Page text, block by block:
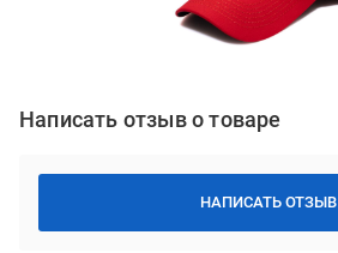
Написать отзыв о товаре
НАПИСАТЬ ОТЗЫВ